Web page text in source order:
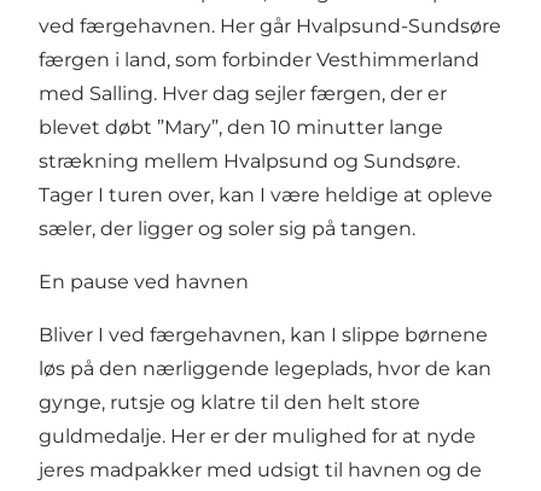
ved færgehavnen. Her går Hvalpsund-Sundsøre
færgen i land, som forbinder Vesthimmerland
med Salling. Hver dag sejler færgen, der er
blevet døbt ”Mary”, den 10 minutter lange
strækning mellem Hvalpsund og Sundsøre.
Tager I turen over, kan I være heldige at opleve
sæler, der ligger og soler sig på tangen.
En pause ved havnen
Bliver I ved færgehavnen, kan I slippe børnene
løs på den nærliggende legeplads, hvor de kan
gynge, rutsje og klatre til den helt store
guldmedalje. Her er der mulighed for at nyde
jeres madpakker med udsigt til havnen og de